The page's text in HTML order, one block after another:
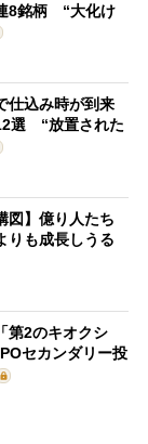
8銘柄 “大化け
仕込み時が到来
選 “放置された
図】億り人たち
りも成長しうる
第2のキオクシ
セカンダリー投